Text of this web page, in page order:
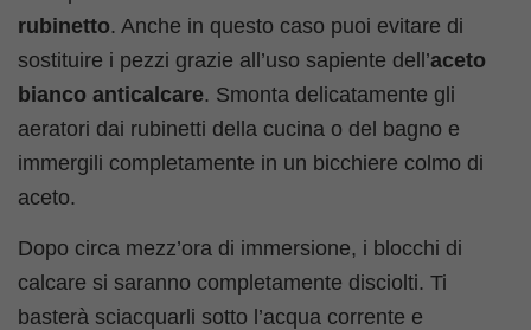
rubinetto. Anche in questo caso puoi evitare di
sostituire i pezzi grazie all’uso sapiente dell’aceto
bianco anticalcare. Smonta delicatamente gli
aeratori dai rubinetti della cucina o del bagno e
immergili completamente in un bicchiere colmo di
aceto.
Dopo circa mezz’ora di immersione, i blocchi di
calcare si saranno completamente disciolti. Ti
basterà sciacquarli sotto l’acqua corrente e